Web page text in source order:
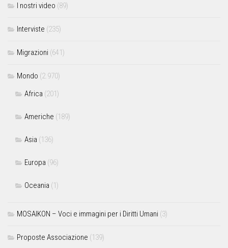
I nostri video (89)
Interviste (235)
Migrazioni (641)
Mondo (2.970)
Africa (201)
Americhe (189)
Asia (136)
Europa (96)
Oceania (1)
MOSAIKON – Voci e immagini per i Diritti Umani (3)
Proposte Associazione (139)